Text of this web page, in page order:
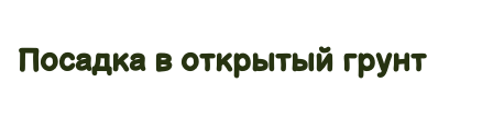
Посадка в открытый грунт